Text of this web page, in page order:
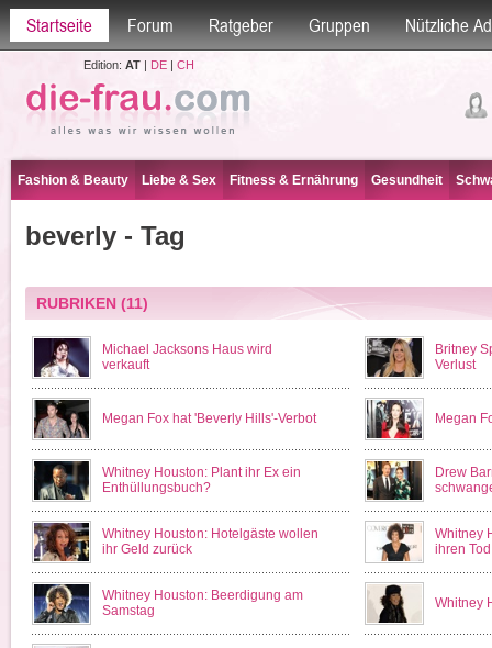
Startseite Forum Ratgeber Gruppen Nützliche
Edition: AT| DE| CH
Fashion & Beauty Liebe & Sex Fitness & Ernährung Gesundheit
beverly - Tag
RUBRIKEN(11)
Michael Jacksons Haus wird
verkauft
Britney
Verlust
Megan Fox hat 'Beverly Hills'-Verbot Megan
Whitney Houston: Plant ihr Ex ein
Enthüllungsbuch?
Drew
Whitney Houston: Hotelgäste wollen
ihr Geld zurück
Whitney
ihren
Whitney Houston: Beerdigung am
Samstag
Whitney